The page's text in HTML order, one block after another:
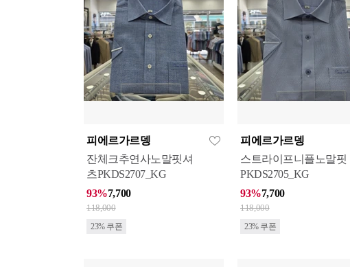
피에르가르뎅
잔체크추연사노말핏셔
츠PKDS2707_KG
93%7,700
118,000
23% 쿠폰
피에르가르뎅
스트라이프니플노말핏
PKDS2705_KG
93%7,700
118,000
23% 쿠폰